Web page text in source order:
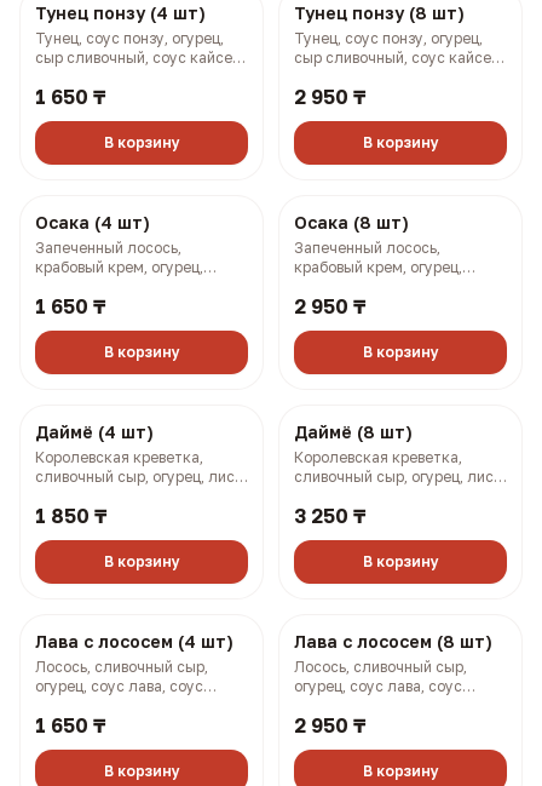
Тунец понзу (4 шт)
Тунец, соус понзу, огурец,
сыр сливочный, соус кайсен,
фурикаке (144 гр, 246 ккал)
1 650 ₸
Тунец понзу (8 шт)
Тунец, соус понзу, огурец,
сыр сливочный, соус кайсен,
фурикаке (288 гр, 492 ккал)
2 950 ₸
Запеченный лосось,
крабовый крем, огурец,
омлет по-японски, соусы
Запеченный лосось,
крабовый крем, огурец,
омлет по-японски, соусы